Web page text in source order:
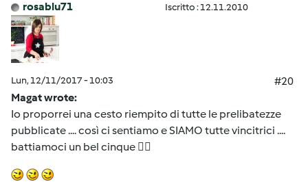
rosablu71 Iscritto : 12.11.2010
Lun, 12/11/2017 - 10:03
#20
Magat wrote:
Io proporrei una cesto riempito di tutte le prelibatezze
pubblicate .... così ci sentiamo e SIAMO tutte vincitrici ....
battiamoci un bel cinque 🖐🏼